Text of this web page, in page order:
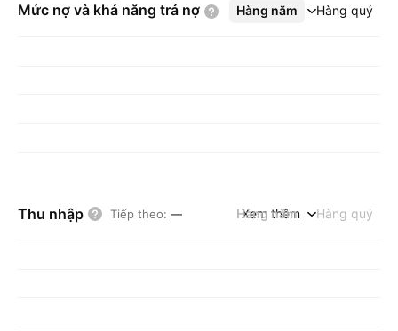
Mức nợ và khả năng trả nợ Hàng năm Hàng quý
Xem thêm
Thu nhập Tiếp theo: — Hàng năm Hàng quý
Xem thêm